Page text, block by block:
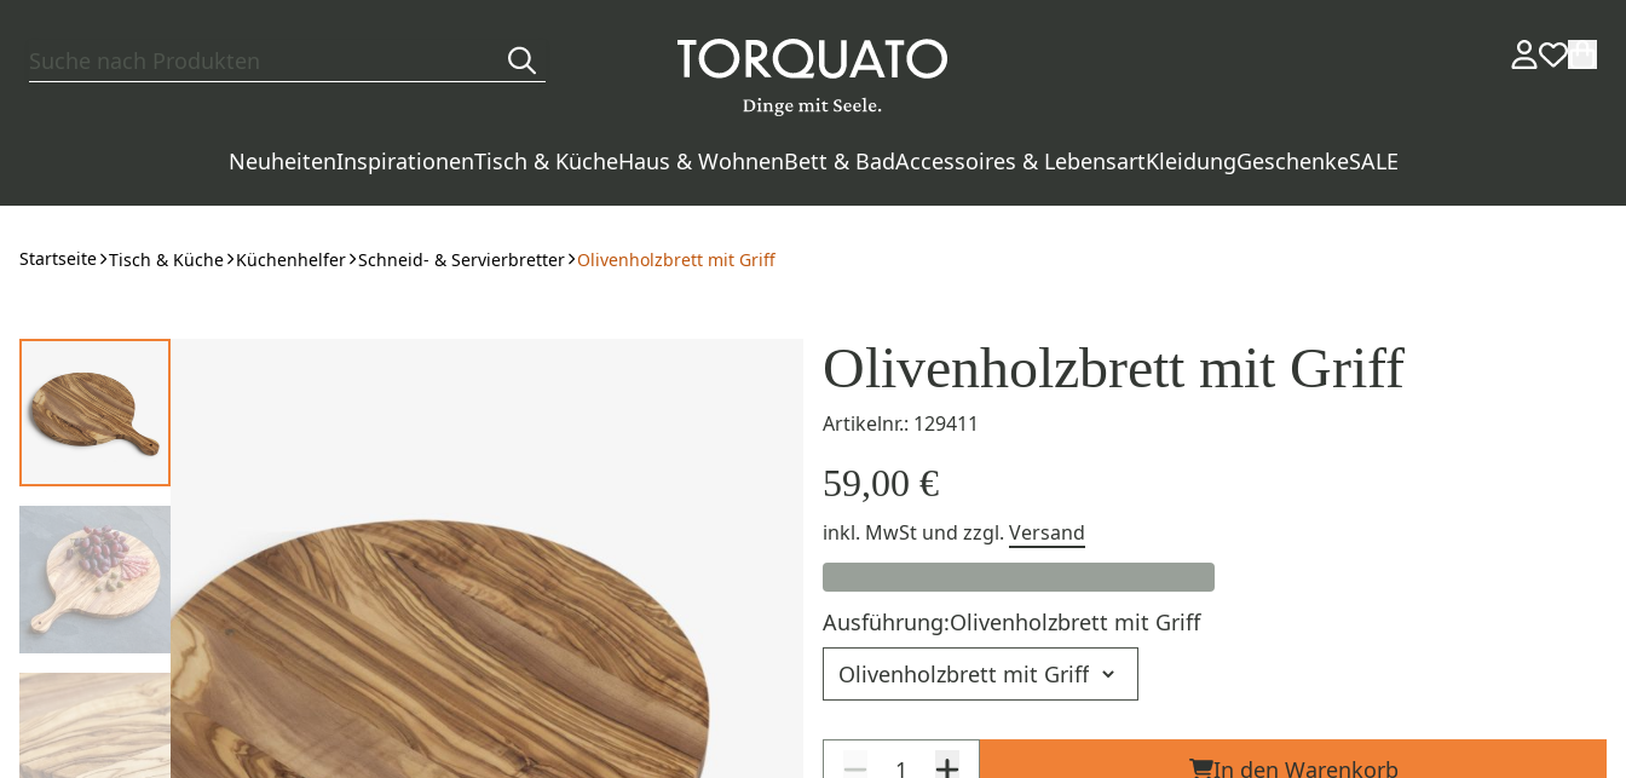
NeuheitenInspirationenTisch & KücheHaus & WohnenBett & BadAccessoires & LebensartKleidungGeschenkeSALE
Startseite Tisch & Küche Küchenhelfer Schneid- & Servierbretter Olivenholzbrett mit Griff
Olivenholzbrett mit Griff
Artikelnr.: 129411
59,00 €
inkl. MwSt und zzgl. Versand
Ausführung:Olivenholzbrett mit Griff
In den Warenkorb